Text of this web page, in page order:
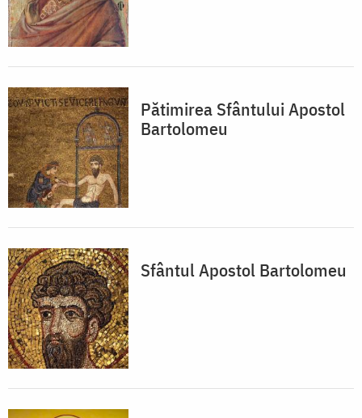
Pătimirea Sfântului Apostol
Bartolomeu
Sfântul Apostol Bartolomeu